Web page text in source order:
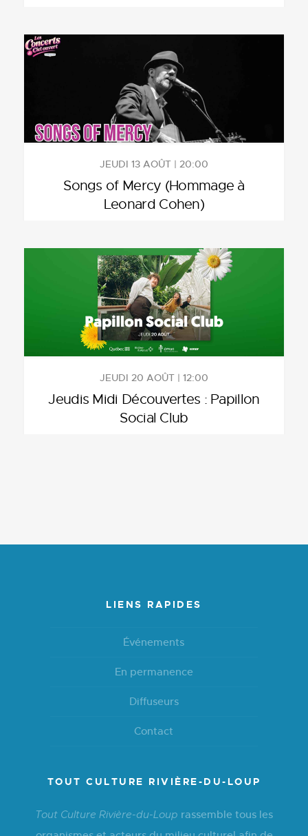
JEUDI 13 AOÛT | 20:00
Songs of Mercy (Hommage à
Leonard Cohen)
JEUDI 20 AOÛT | 12:00
Jeudis Midi Découvertes : Papillon
Social Club
LIENS RAPIDES
Événements
En permanence
Diffuseurs
Contact
TOUT CULTURE RIVIÈRE-DU-LOUP
Tout Culture Rivière-du-Loup rassemble tous les